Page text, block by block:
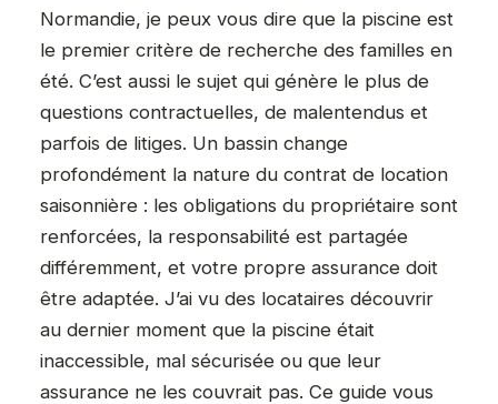
Normandie, je peux vous dire que la piscine est
le premier critère de recherche des familles en
été. C’est aussi le sujet qui génère le plus de
questions contractuelles, de malentendus et
parfois de litiges. Un bassin change
profondément la nature du contrat de location
saisonnière : les obligations du propriétaire sont
renforcées, la responsabilité est partagée
différemment, et votre propre assurance doit
être adaptée. J’ai vu des locataires découvrir
au dernier moment que la piscine était
inaccessible, mal sécurisée ou que leur
assurance ne les couvrait pas. Ce guide vous